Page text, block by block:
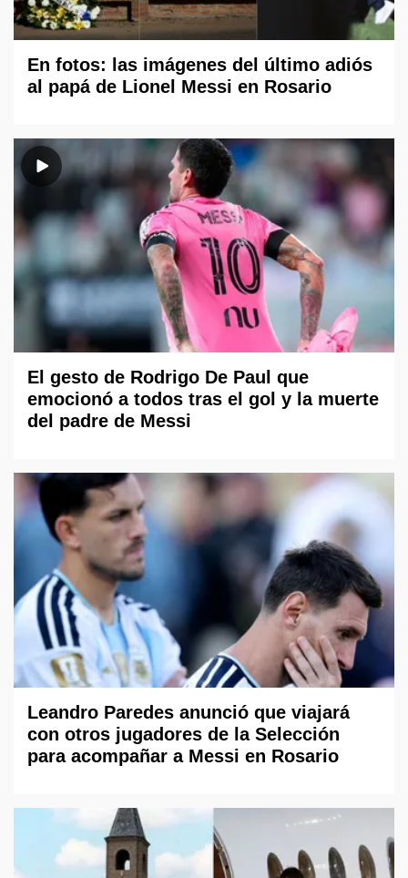
En fotos: las imágenes del último adiós
al papá de Lionel Messi en Rosario
El gesto de Rodrigo De Paul que
emocionó a todos tras el gol y la muerte
del padre de Messi
Leandro Paredes anunció que viajará
con otros jugadores de la Selección
para acompañar a Messi en Rosario